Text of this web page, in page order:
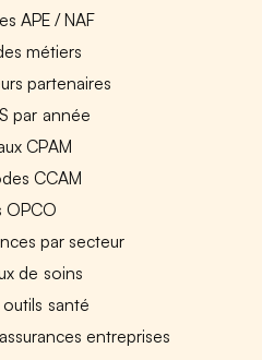
APE / NAF
métiers
partenaires
par année
CPAM
CCAM
OPCO
par secteur
de soins
santé
entreprises